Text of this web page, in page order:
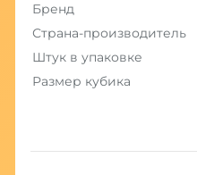
Бренд
Страна-производитель
Штук в упаковке
Размер кубика